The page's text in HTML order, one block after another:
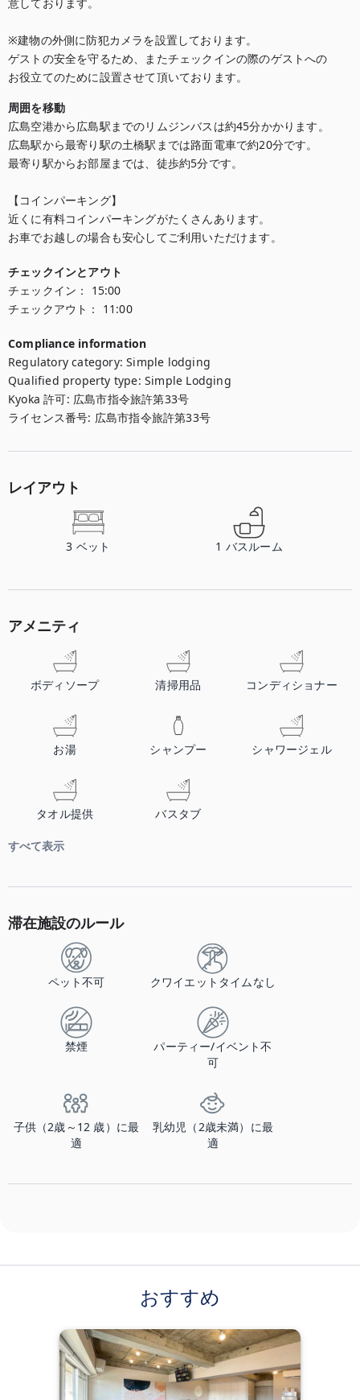
※建物の外側に防犯カメラを設置しております。
ゲストの安全を守るため、またチェックインの際のゲストへの
お役立てのために設置させて頂いております。
周囲を移動
広島空港から広島駅までのリムジンバスは約45分かかります。
広島駅から最寄り駅の土橋駅までは路面電車で約20分です。
最寄り駅からお部屋までは、徒歩約5分です。
【コインパーキング】
近くに有料コインパーキングがたくさんあります。
お車でお越しの場合も安心してご利用いただけます。
チェックインとアウト
チェックイン：
15:00
チェックアウト：
11:00
Compliance information
Regulatory category:Simple lodging
Qualified property type:Simple Lodging
Kyoka 許可: 広島市指令旅許第33号
ライセンス番号: 広島市指令旅許第33号
レイアウト
3 ベット 1 バスルーム
アメニティ
ボディソープ 清掃用品 コンディショナー
お湯 シャンプー シャワージェル
タオル提供 バスタブ
すべて表示
滞在施設のルール
ペット不可 クワイエットタイムなし
禁煙
パーティー/イベント不
可
子供（2歳～12 歳）に最
適
乳幼児（2歳未満）に最
適
おすすめ